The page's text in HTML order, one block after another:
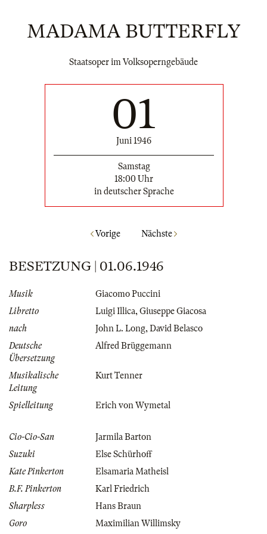
MADAMA BUTTERFLY
Staatsoper im Volksoperngebäude
01
Juni 1946
Samstag
18:00 Uhr
in deutscher Sprache
Vorige Nächste
BESETZUNG | 01.06.1946
Musik
Giacomo Puccini
Libretto
Luigi Illica,Giuseppe Giacosa
nach
John L. Long,David Belasco
Deutsche
Übersetzung
Alfred Brüggemann
Musikalische
Leitung
Kurt Tenner
Spielleitung Erich von Wymetal
Cio-Cio-San
Jarmila Barton
Suzuki
Else Schürhoff
Kate Pinkerton
Elsamaria Matheisl
B.F. Pinkerton
Karl Friedrich
Sharpless
Hans Braun
Goro
Maximilian Willimsky